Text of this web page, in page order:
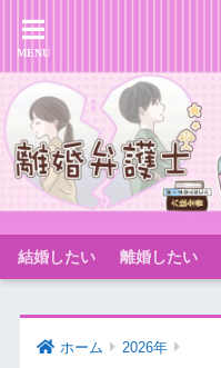
結婚したい 離婚したい
ホーム 2026年